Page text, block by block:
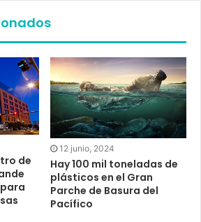
de
12 junio, 2024
Hay 100 mil toneladas de
plásticos en el Gran
Parche de Basura del
Pacífico